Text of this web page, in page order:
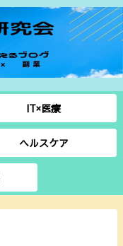
IT×医療
ヘルスケア